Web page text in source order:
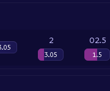
2
3.05
O2.5
1.5